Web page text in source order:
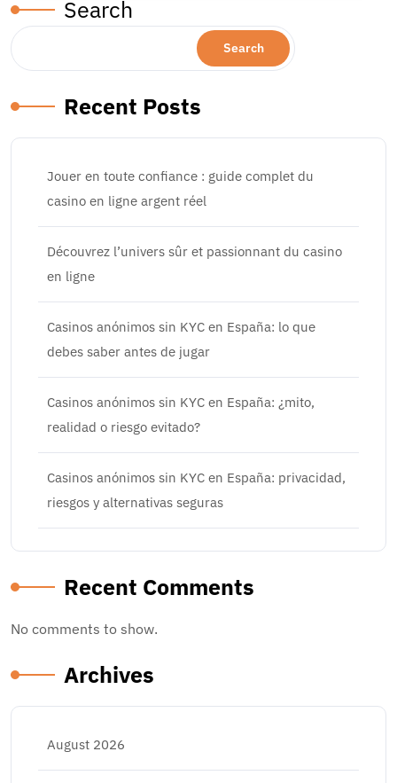
Search
Search
Recent Posts
Jouer en toute confiance : guide complet du
casino en ligne argent réel
Découvrez l’univers sûr et passionnant du casino
en ligne
Casinos anónimos sin KYC en España: lo que
debes saber antes de jugar
Casinos anónimos sin KYC en España: ¿mito,
realidad o riesgo evitado?
Casinos anónimos sin KYC en España: privacidad,
riesgos y alternativas seguras
Recent Comments
No comments to show.
Archives
August 2026